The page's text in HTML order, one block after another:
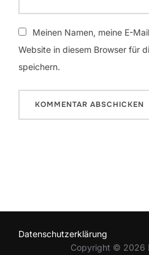
Meinen Namen, meine E-
Website in diesem Browser für
speichern.
Datenschutzerklärung
Copyright © 2026